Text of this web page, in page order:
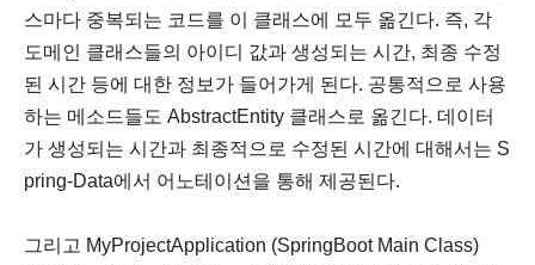
스마다 중복되는 코드를 이 클래스에 모두 옮긴다. 즉, 각
도메인 클래스들의 아이디 값과 생성되는 시간, 최종 수정
된 시간 등에 대한 정보가 들어가게 된다. 공통적으로 사용
하는 메소드들도 AbstractEntity 클래스로 옮긴다. 데이터
가 생성되는 시간과 최종적으로 수정된 시간에 대해서는 S
pring-Data에서 어노테이션을 통해 제공된다.
그리고 MyProjectApplication (SpringBoot Main Class)